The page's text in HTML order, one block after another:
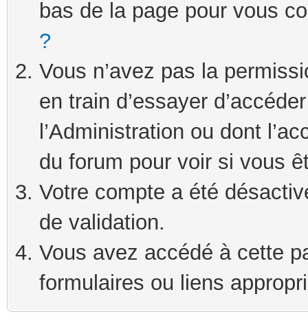
bas de la page pour vous
?
Vous n’avez pas la
en train d’essayer
l’Administration ou dont
du forum pour voir si vous
Votre compte a été
de validation.
Vous avez accédé à cette
formulaires ou liens